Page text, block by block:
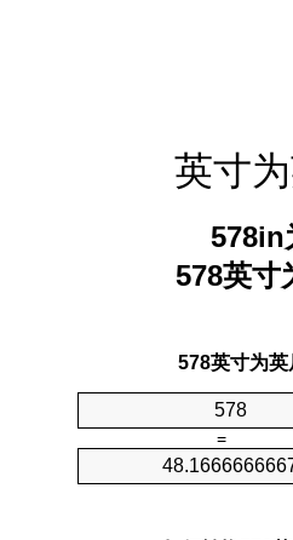
英寸
578in
578英寸
578英寸为英
=